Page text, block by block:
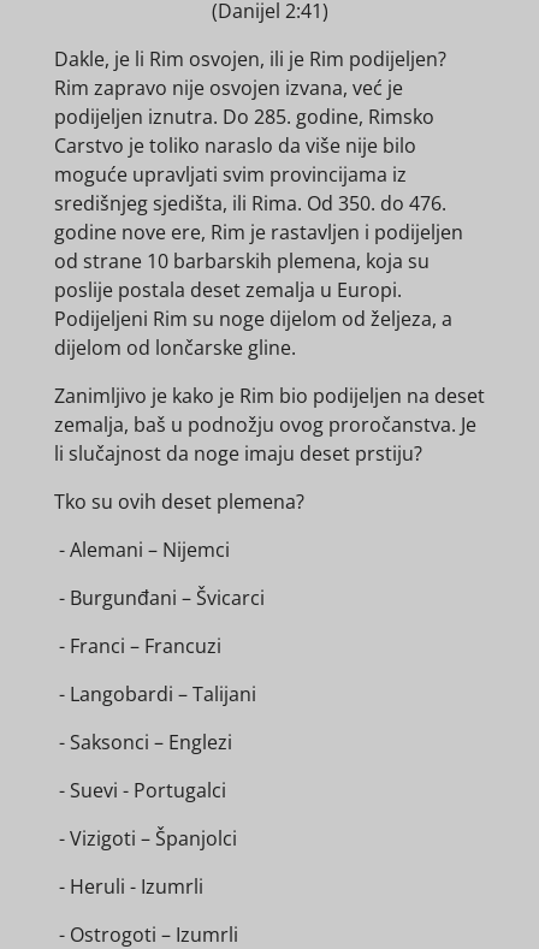
(Danijel 2:41)
Dakle, je li Rim osvojen, ili je Rim podijeljen?
Rim zapravo nije osvojen izvana, već je
podijeljen iznutra. Do 285. godine, Rimsko
Carstvo je toliko naraslo da više nije bilo
moguće upravljati svim provincijama iz
središnjeg sjedišta, ili Rima. Od 350. do 476.
godine nove ere, Rim je rastavljen i podijeljen
od strane 10 barbarskih plemena, koja su
poslije postala deset zemalja u Europi.
Podijeljeni Rim su noge dijelom od željeza, a
dijelom od lončarske gline.
Zanimljivo je kako je Rim bio podijeljen na deset
zemalja, baš u podnožju ovog proročanstva. Je
li slučajnost da noge imaju deset prstiju?
Tko su ovih deset plemena?
- Alemani – Nijemci
- Burgunđani – Švicarci
- Franci – Francuzi
- Langobardi – Talijani
- Saksonci – Englezi
- Suevi - Portugalci
- Vizigoti – Španjolci
- Heruli - Izumrli
- Ostrogoti – Izumrli